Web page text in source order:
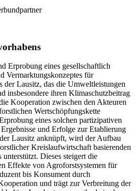
Erprobung eines gesellschaftlich
Vermarktungskonzeptes für
der Lausitz, das die Umweltleistungen
insbesondere ihren Klimaschutzbeitrag
Kooperation zwischen den Akteuren
Wertschöpfungskette
eines solchen partizipativen
und Erfolge zur Etablierung
Lausitz anknüpft, wird der Aufbau
Kreislaufwirtschaft basierenden
Dieses steigert die
Effekte von Agroforstsystemen für
bis Konsument durch
und trägt zur Verbreitung der